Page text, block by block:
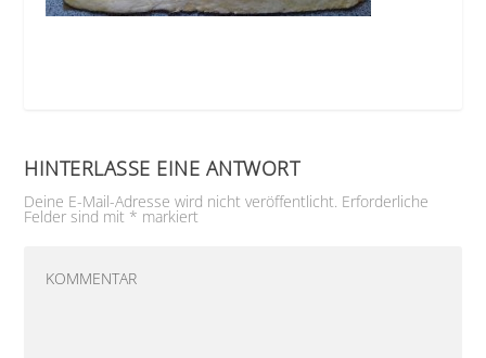
HINTERLASSE EINE ANTWORT
Deine E-Mail-Adresse wird nicht veröffentlicht. Erforderliche
Felder sind mit * markiert